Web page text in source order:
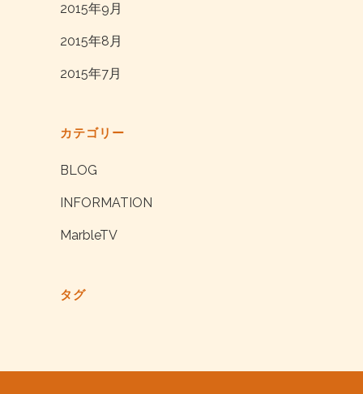
2015年9月
2015年8月
2015年7月
カテゴリー
BLOG
INFORMATION
MarbleTV
タグ